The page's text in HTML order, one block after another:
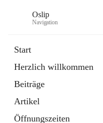
Oslip
Navigation
Start
Herzlich willkommen
Beiträge
Artikel
Öffnungszeiten
Externe Webseite
in
Tab
Bundeskanzleramt
Externe Webseite
öffnet
in